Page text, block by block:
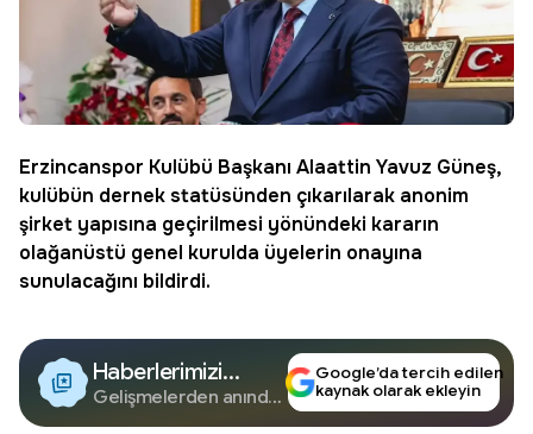
Erzincanspor Kulübü Başkanı Alaattin Yavuz Güneş,
kulübün dernek statüsünden çıkarılarak anonim
şirket yapısına geçirilmesi yönündeki kararın
olağanüstü genel kurulda üyelerin onayına
sunulacağını bildirdi.
Haberlerimizi
Google'da Takip
Edin
Gelişmelerden anında
Google’da tercih edilen
kaynak olarak ekleyin